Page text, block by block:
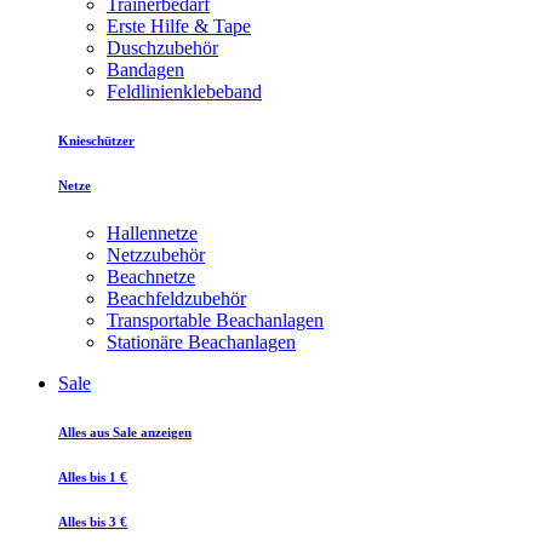
Trainerbedarf
Erste Hilfe & Tape
Duschzubehör
Bandagen
Feldlinienklebeband
Knieschützer
Netze
Hallennetze
Netzzubehör
Beachnetze
Beachfeldzubehör
Transportable Beachanlagen
Stationäre Beachanlagen
Sale
Alles aus Sale anzeigen
Alles bis 1 €
Alles bis 3 €